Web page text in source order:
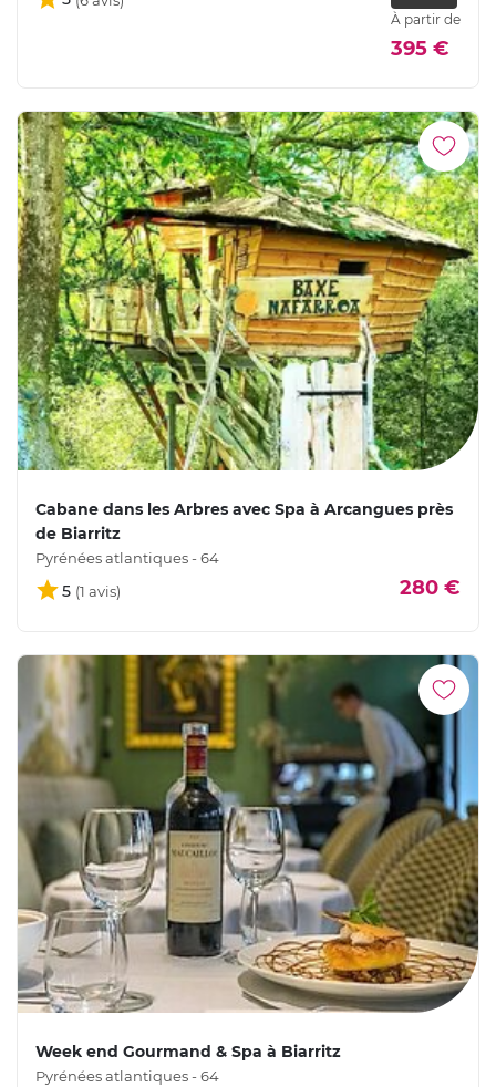
À partir de
395 €
Cabane dans les Arbres avec Spa à Arcangues près
de Biarritz
Pyrénées atlantiques - 64
5 280 €
Week end Gourmand & Spa à Biarritz
Pyrénées atlantiques - 64